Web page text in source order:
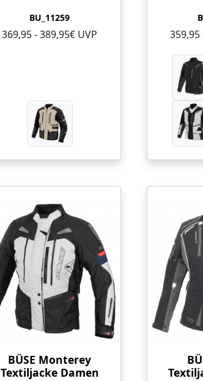
BU_11259
369,95 - 389,95€ UVP 359,95
BÜSE Monterey
Textiljacke Damen